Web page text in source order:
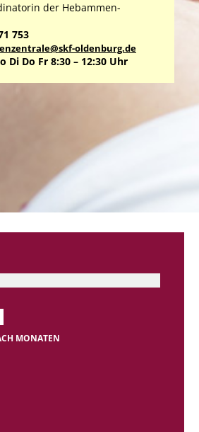
der Hebammen-
753
oldenburg.de
Di Do Fr 8:30 – 12:30 Uhr
MONATEN